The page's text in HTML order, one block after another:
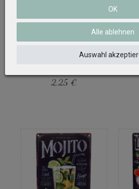
Espressobecher Becher
Espresso Tasse kleine
Porzellan Tischdeko Küche
2,25 €
OK
Alle ablehnen
Auswahl